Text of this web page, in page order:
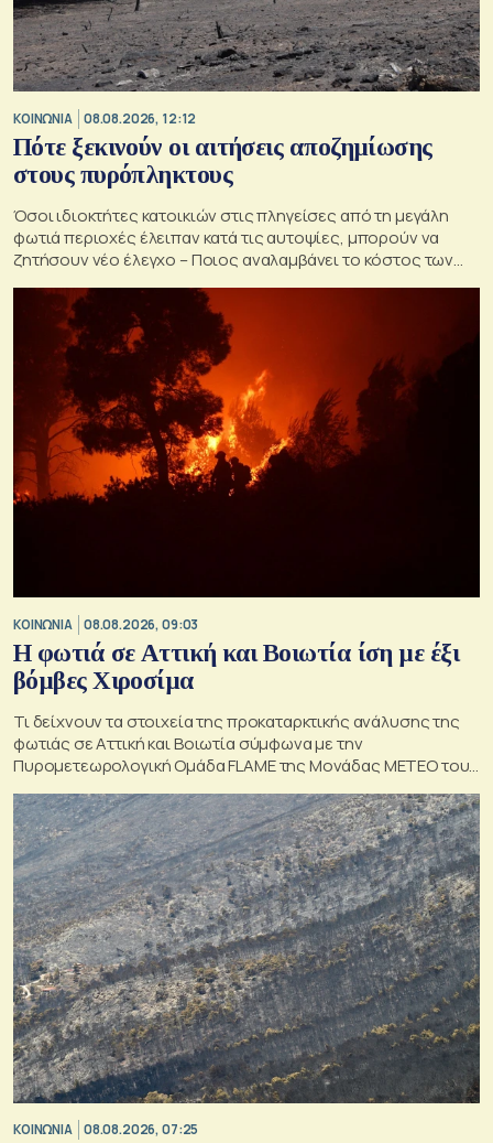
ΚΟΙΝΩΝΙΑ 08.08.2026, 12:12
Πότε ξεκινούν οι αιτήσεις αποζημίωσης
στους πυρόπληκτους
Όσοι ιδιοκτήτες κατοικιών στις πληγείσες από τη μεγάλη
φωτιά περιοχές έλειπαν κατά τις αυτοψίες, μπορούν να
ζητήσουν νέο έλεγχο – Ποιος αναλαμβάνει το κόστος των
ΚΟΙΝΩΝΙΑ 08.08.2026, 09:03
Η φωτιά σε Αττική και Βοιωτία ίση με έξι
βόμβες Χιροσίμα
Τι δείχνουν τα στοιχεία της προκαταρκτικής ανάλυσης της
φωτιάς σε Αττική και Βοιωτία σύμφωνα με την
Πυρομετεωρολογική Ομάδα FLAME της Μονάδας ΜΕΤΕΟ του
ΚΟΙΝΩΝΙΑ 08.08.2026, 07:25